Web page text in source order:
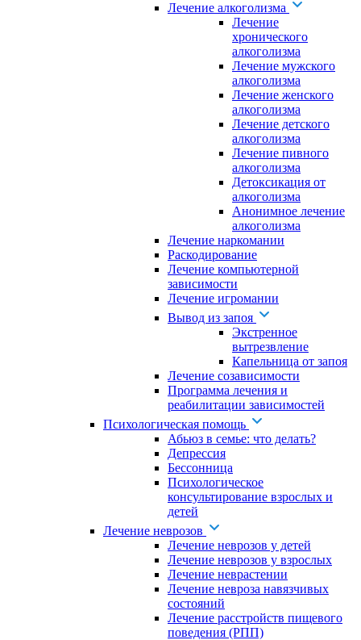
Лечение алкоголизма
Лечение
хронического
алкоголизма
Лечение мужского
алкоголизма
Лечение женского
алкоголизма
Лечение детского
алкоголизма
Лечение пивного
алкоголизма
Детоксикация от
алкоголизма
Анонимное лечение
алкоголизма
Лечение наркомании
Раскодирование
Лечение компьютерной
зависимости
Лечение игромании
Вывод из запоя
Экстренное
вытрезвление
Капельница от запоя
Лечение созависимости
Программа лечения и
реабилитации зависимостей
Психологическая помощь
Абьюз в семье: что делать?
Депрессия
Бессонница
Психологическое
консультирование взрослых и
детей
Лечение неврозов
Лечение неврозов у детей
Лечение неврозов у взрослых
Лечение неврастении
Лечение невроза навязчивых
состояний
Лечение расстройств пищевого
поведения (РПП)